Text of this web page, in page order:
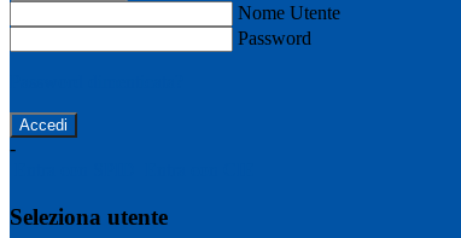
Nome Utente
Password
-
Seleziona utente